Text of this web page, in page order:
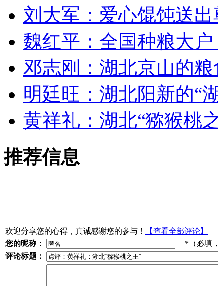
刘大军：爱心馄饨送
魏红平：全国种粮大
邓志刚：湖北京山的粮
明廷旺：湖北阳新的“
黄祥礼：湖北“猕猴桃
推荐信息
欢迎分享您的心得，真诚感谢您的参与！
【查看全部评论】
您的昵称：
*（必填
评论标题：